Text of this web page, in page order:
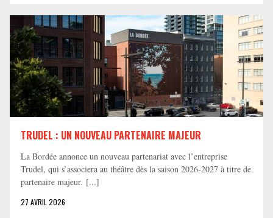
TRUDEL : UN NOUVEAU PARTENAIRE MAJEUR
La Bordée annonce un nouveau partenariat avec l’entreprise
Trudel, qui s’associera au théâtre dès la saison 2026-2027 à titre de
partenaire majeur. [...]
27 AVRIL 2026